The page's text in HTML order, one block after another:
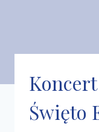
Święto